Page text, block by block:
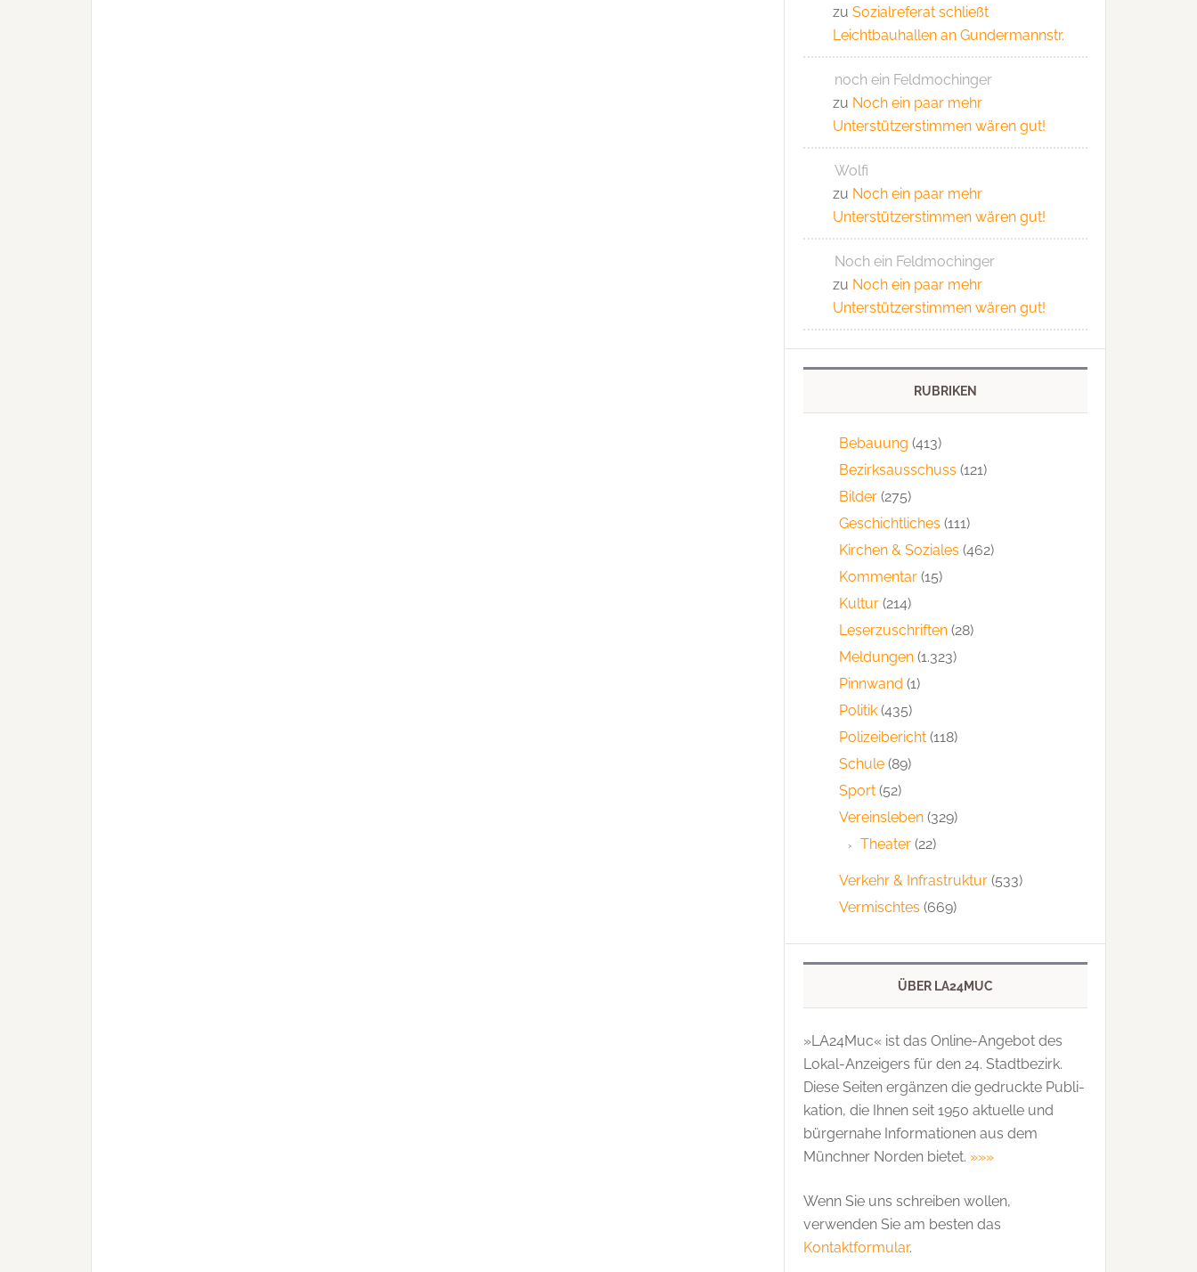
zu Sozialreferat schließt
Leichtbauhallen an Gundermannstr.
noch ein Feldmochinger
zu Noch ein paar mehr
Unterstützerstimmen wären gut!
Wolfi
zu Noch ein paar mehr
Unterstützerstimmen wären gut!
Noch ein Feldmochinger
zu Noch ein paar mehr
Unterstützerstimmen wären gut!
RUBRIKEN
Bebauung (413)
Bezirksausschuss (121)
Bilder (275)
Geschichtliches (111)
Kirchen & Soziales (462)
Kommentar (15)
Kultur (214)
Leserzuschriften (28)
Meldungen (1.323)
Pinnwand (1)
Politik (435)
Polizeibericht (118)
Schule (89)
Sport (52)
Vereinsleben (329)
Theater (22)
Verkehr & Infrastruktur (533)
Vermischtes (669)
ÜBER LA24MUC
»LA24Muc« ist das Online-Angebot des
Lokal-Anzeigers für den 24. Stadtbezirk.
Diese Seiten ergänzen die gedruckte Publi­
kation, die Ihnen seit 1950 aktuelle und
bürgernahe Informationen aus dem
Münchner Norden bietet. »»»
Wenn Sie uns schreiben wollen,
verwenden Sie am besten das
Kontaktformular.